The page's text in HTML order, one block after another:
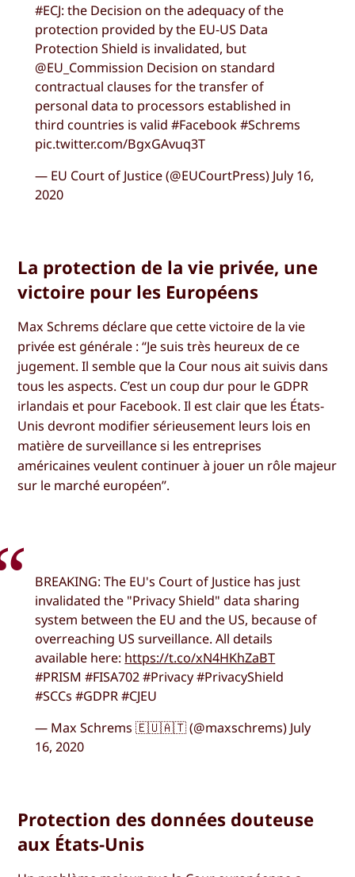
#ECJ: the Decision on the adequacy of the
protection provided by the EU-US Data
Protection Shield is invalidated, but
@EU_Commission Decision on standard
contractual clauses for the transfer of
personal data to processors established in
third countries is valid #Facebook #Schrems
pic.twitter.com/BgxGAvuq3T
— EU Court of Justice (@EUCourtPress) July 16,
2020
La protection de la vie privée, une
victoire pour les Européens
Max Schrems déclare que cette victoire de la vie
privée est générale : “Je suis très heureux de ce
jugement. Il semble que la Cour nous ait suivis dans
tous les aspects. C’est un coup dur pour le GDPR
irlandais et pour Facebook. Il est clair que les États-
Unis devront modifier sérieusement leurs lois en
matière de surveillance si les entreprises
américaines veulent continuer à jouer un rôle majeur
sur le marché européen”.
BREAKING: The EU's Court of Justice has just
invalidated the "Privacy Shield" data sharing
system between the EU and the US, because of
overreaching US surveillance. All details
available here: https://t.co/xN4HKhZaBT
#PRISM #FISA702 #Privacy #PrivacyShield
#SCCs #GDPR #CJEU
— Max Schrems 🇪🇺🇦🇹 (@maxschrems) July
16, 2020
Protection des données douteuse
aux États-Unis